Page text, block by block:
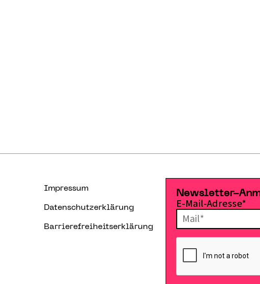
Impressum
Datenschutzerklärung
Barrierefreiheitserklärung
Newsletter-
E-Mail-Adresse*